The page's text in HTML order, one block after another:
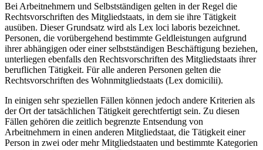
Bei Arbeitnehmern und Selbstständigen gelten in der Regel die
Rechtsvorschriften des Mitgliedstaats, in dem sie ihre Tätigkeit
ausüben. Dieser Grundsatz wird als Lex loci laboris bezeichnet.
Personen, die vorübergehend bestimmte Geldleistungen aufgrund
ihrer abhängigen oder einer selbstständigen Beschäftigung beziehen,
unterliegen ebenfalls den Rechtsvorschriften des Mitgliedstaats ihrer
beruflichen Tätigkeit. Für alle anderen Personen gelten die
Rechtsvorschriften des Wohnmitgliedstaats (Lex domicilii).
In einigen sehr speziellen Fällen können jedoch andere Kriterien als
der Ort der tatsächlichen Tätigkeit gerechtfertigt sein. Zu diesen
Fällen gehören die zeitlich begrenzte Entsendung von
Arbeitnehmern in einen anderen Mitgliedstaat, die Tätigkeit einer
Person in zwei oder mehr Mitgliedstaaten und bestimmte Kategorien